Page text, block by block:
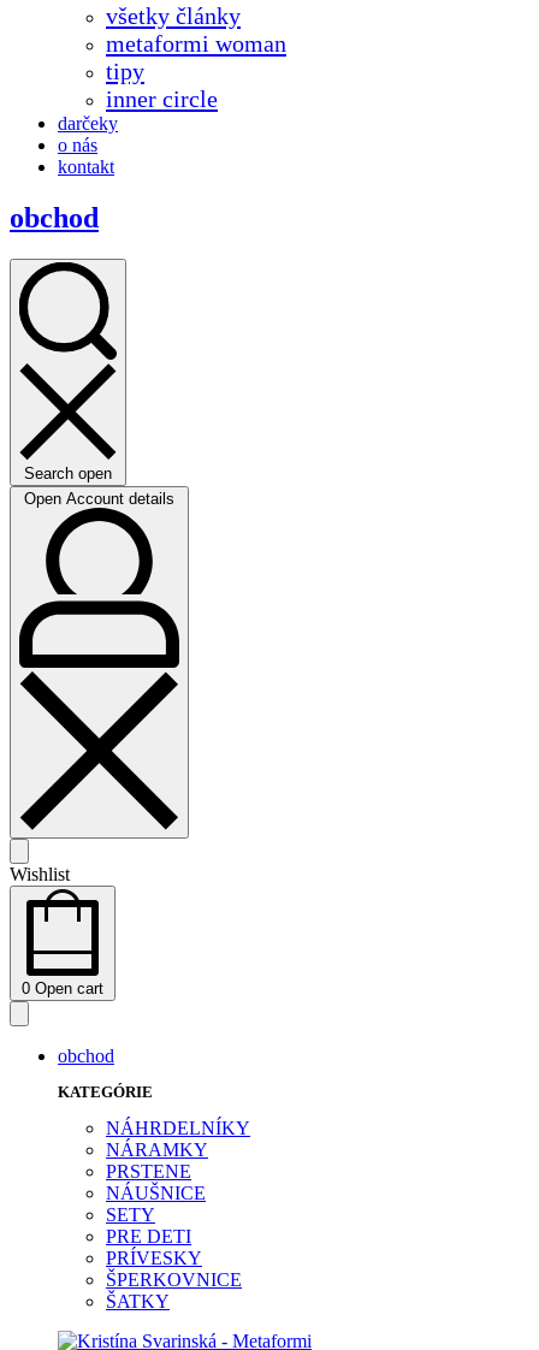
všetky články
metaformi woman
tipy
inner circle
darčeky
o nás
kontakt
obchod
Search open
Open Account details
Wishlist
0 Open cart
obchod
KATEGÓRIE
NÁHRDELNÍKY
NÁRAMKY
PRSTENE
NÁUŠNICE
SETY
PRE DETI
PRÍVESKY
ŠPERKOVNICE
ŠATKY